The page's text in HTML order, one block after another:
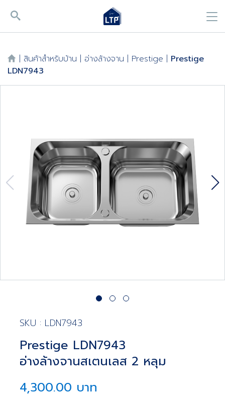
| สินค้าสำหรับบ้าน | อ่างล้างจาน | Prestige | Prestige
LDN7943
SKU : LDN7943
Prestige LDN7943
อ่างล้างจานสเตนเลส 2 หลุม
4,300.00 บาท